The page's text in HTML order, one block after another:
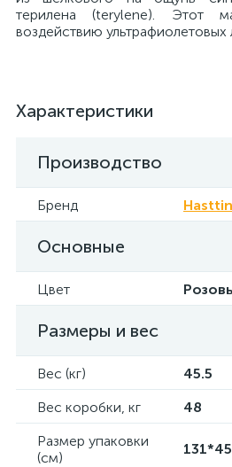
терилена (terylene). Этот
воздействию ультрафиолетовых
Характеристики
Производство
Бренд
Основные
Цвет
Размеры и вес
Вес (кг)
45.5
Вес коробки, кг
48
Размер упаковки
(см)